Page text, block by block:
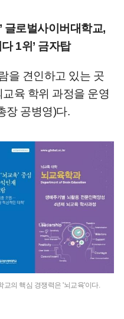
글로벌사이버대학교,
1위’ 금자탑
을 견인하고 있는 곳
육 학위 과정을 운영
장 공병영)다.
의 핵심 경쟁력은 '뇌교육'이다.